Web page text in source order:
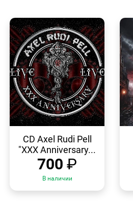
ПРОСМОТР
CD Axel Rudi Pell
"XXX Anniversary...
700 ₽
В наличии